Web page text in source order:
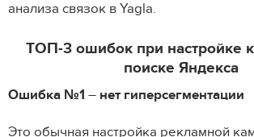
анализа связок в Yagla.
ТОП-3 ошибок при настройке
поиске Яндекса
Ошибка №1 – нет гиперсегментации
Это обычная настройка рекламной